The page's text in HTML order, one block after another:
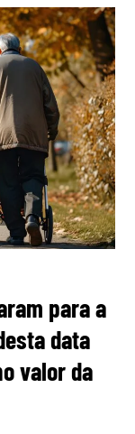
para a
data
valor da